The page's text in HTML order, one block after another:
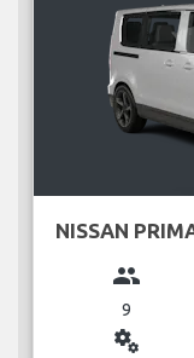
NISSAN
group
9
miscellaneous_services